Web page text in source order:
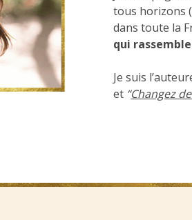
tous horizons
dans toute la
qui
Je suis
et “Changez